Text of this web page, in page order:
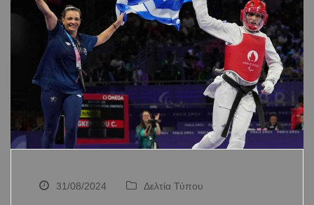
31/08/2024 Δελτία Τύπου